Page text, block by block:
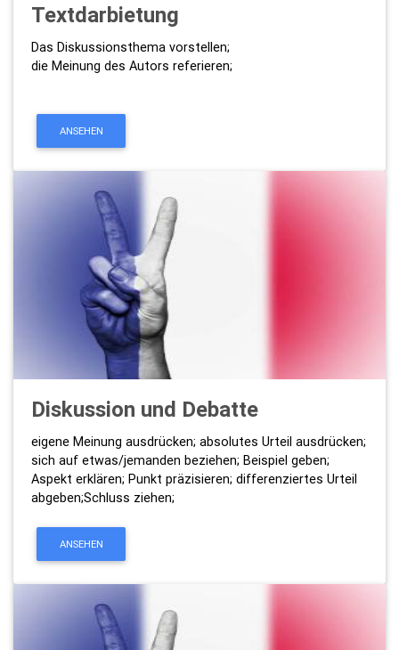
Textdarbietung
Das Diskussionsthema vorstellen;
die Meinung des Autors referieren;
ANSEHEN
Diskussion und Debatte
eigene Meinung ausdrücken; absolutes Urteil ausdrücken;
sich auf etwas/jemanden beziehen; Beispiel geben;
Aspekt erklären; Punkt präzisieren; differenziertes Urteil
abgeben;Schluss ziehen;
ANSEHEN